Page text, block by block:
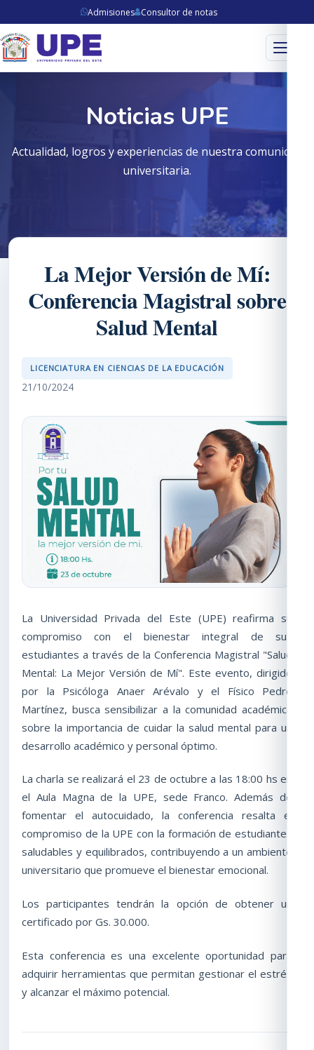
Admisiones Consultor de notas
Menú
Noticias UPE
Actualidad, logros y experiencias de nuestra comunidad
universitaria.
La Mejor Versión de Mí:
Conferencia Magistral sobre
Salud Mental
LICENCIATURA EN CIENCIAS DE LA EDUCACIÓN
21/10/2024
La Universidad Privada del Este (UPE) reafirma su
compromiso con el bienestar integral de sus
estudiantes a través de la Conferencia Magistral "Salud
Mental: La Mejor Versión de Mí". Este evento, dirigido
por la Psicóloga Anaer Arévalo y el Físico Pedro
Martínez, busca sensibilizar a la comunidad académica
sobre la importancia de cuidar la salud mental para un
desarrollo académico y personal óptimo.
La charla se realizará el 23 de octubre a las 18:00 hs en
el Aula Magna de la UPE, sede Franco. Además de
fomentar el autocuidado, la conferencia resalta el
compromiso de la UPE con la formación de estudiantes
saludables y equilibrados, contribuyendo a un ambiente
universitario que promueve el bienestar emocional.
Los participantes tendrán la opción de obtener un
certificado por Gs. 30.000.
Esta conferencia es una excelente oportunidad para
adquirir herramientas que permitan gestionar el estrés
y alcanzar el máximo potencial.